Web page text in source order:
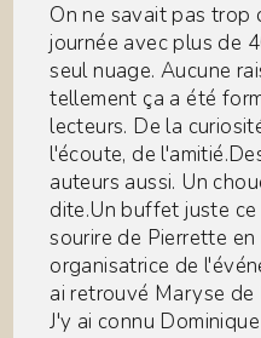
On ne savait pas
journée avec plus de
seul nuage. Aucune
tellement ça a été
lecteurs. De la
l'écoute, de
auteurs aussi. Un
dite.Un buffet juste
sourire de Pierrette
organisatrice de
ai retrouvé Maryse
J'y ai connu